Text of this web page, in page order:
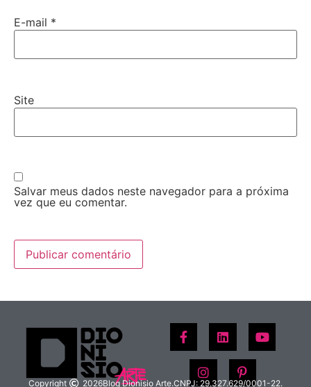
E-mail *
Site
Salvar meus dados neste navegador para a próxima
vez que eu comentar.
Copyright 2026Blog Dionisio Arte.CNPJ: 29.327.629/0001-22.